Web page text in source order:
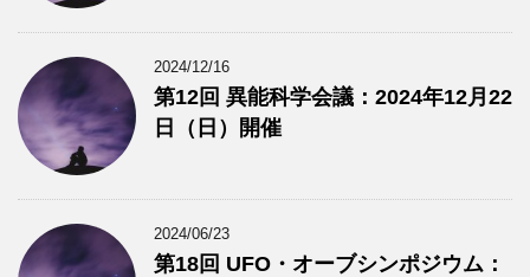
2024/12/16
第12回 異能科学会議：2024年12月22
日（日）開催
2024/06/23
第18回 UFO・オーブシンポジウム：